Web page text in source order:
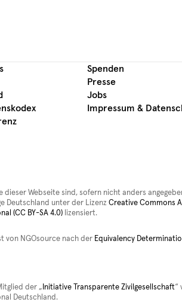
Spenden
Presse
Jobs
Impressum &
dieser Webseite sind, sofern nicht anders
Deutschland unter der Lizenz Creative Commons
(CC BY-SA 4.0)lizensiert.
von NGOsource nach der Equivalency
der „ Initiative Transparente Zivilgesellschaft“
Deutschland.